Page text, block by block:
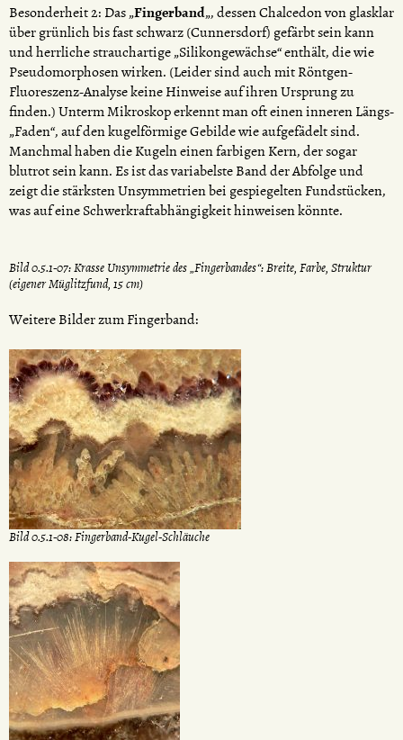
Besonderheit 2: Das „Fingerband„, dessen Chalcedon von glasklar
über grünlich bis fast schwarz (Cunnersdorf) gefärbt sein kann
und herrliche strauchartige „Silikongewächse“ enthält, die wie
Pseudomorphosen wirken. (Leider sind auch mit Röntgen-
Fluoreszenz-Analyse keine Hinweise auf ihren Ursprung zu
finden.) Unterm Mikroskop erkennt man oft einen inneren Längs-
„Faden“, auf den kugelförmige Gebilde wie aufgefädelt sind.
Manchmal haben die Kugeln einen farbigen Kern, der sogar
blutrot sein kann. Es ist das variabelste Band der Abfolge und
zeigt die stärksten Unsymmetrien bei gespiegelten Fundstücken,
was auf eine Schwerkraftabhängigkeit hinweisen könnte.
Bild 0.5.1-07: Krasse Unsymmetrie des „Fingerbandes“: Breite, Farbe, Struktur
(eigener Müglitzfund, 15 cm)
Weitere Bilder zum Fingerband:
Bild 0.5.1-08: Fingerband-Kugel-Schläuche